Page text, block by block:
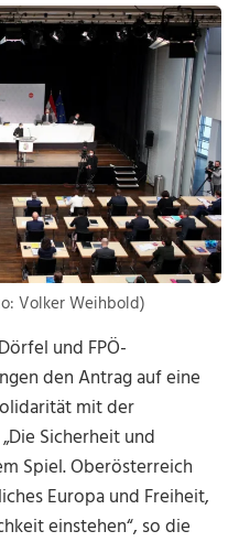
Volker Weihbold)
und FPÖ-
den Antrag auf eine
mit der
Sicherheit und
Spiel. Oberösterreich
Europa und Freiheit,
einstehen“, so die